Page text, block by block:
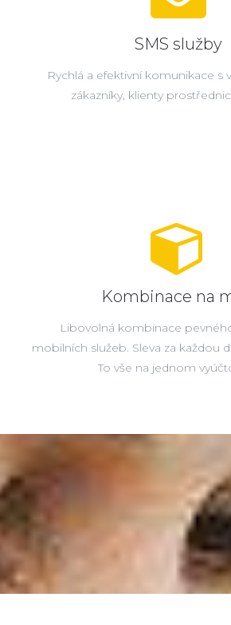
SMS služby
Rychlá a efektivní komunikace s
zákazníky, klienty
Kombinace na
Libovolná kombinace
mobilních služeb. Sleva za každou
To vše na jednom